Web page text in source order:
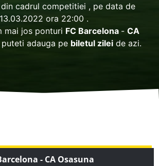
cadrul competitiei , pe data de
13.03.2022 ora 22:00 .
mai jos ponturi FC Barcelona - CA
puteti adauga pe biletul zilei de azi.
- CA Osasuna